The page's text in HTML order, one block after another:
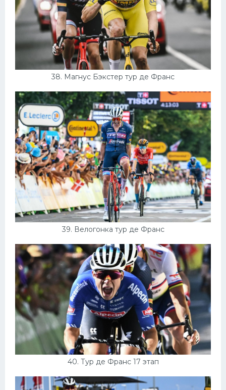
38. Магнус Бэкстер тур де Франс
39. Велогонка тур де Франс
40. Тур де Франс 17 этап